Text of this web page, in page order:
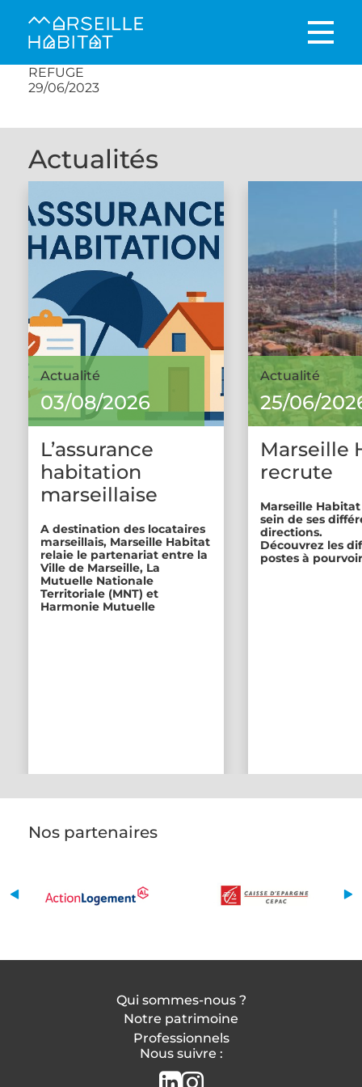
REFUGE
29/06/2023
Actualités
Actualité
03/08/2026
L’assurance
habitation
marseillaise
A destination des locataires
marseillais, Marseille Habitat
relaie le partenariat entre la
Ville de Marseille, La
Mutuelle Nationale
Territoriale (MNT) et
Harmonie Mutuelle
Actualité
25/06/
Marseille
recrute
Marseille
sein de ses
directions.
Découvrez les
postes à
Nos partenaires
Qui sommes-nous ?
Notre patrimoine
Professionnels
Nous suivre :